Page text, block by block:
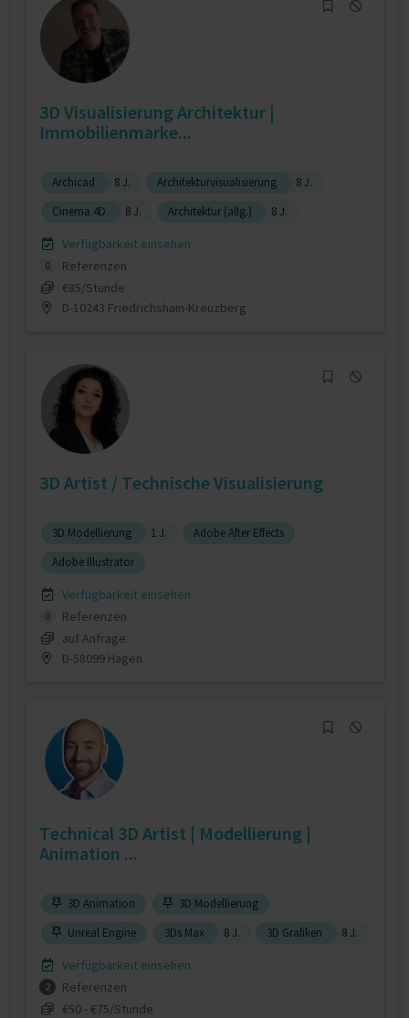
3D Visualisierung Architektur |
Immobilienmarke...
Archicad 8 J. Architekturvisualisierung
8 J.
Cinema 4D
8 J. Architektur (allg.) 8 J.
Verfügbarkeit einsehen
0
Referenzen
€85/Stunde
D-10243 Friedrichshain-Kreuzberg
3D Artist / Technische Visualisierung
3D Modellierung 1 J.
Adobe After Effects
Adobe Illustrator
Verfügbarkeit einsehen
0
Referenzen
auf Anfrage
D-58099 Hagen
Technical 3D Artist | Modellierung |
Animation ...
3D Animation
3D Modellierung
Unreal Engine
3Ds Max 8 J. 3D Grafiken 8 J.
Verfügbarkeit einsehen
2
Referenzen
€50 - €75/Stunde